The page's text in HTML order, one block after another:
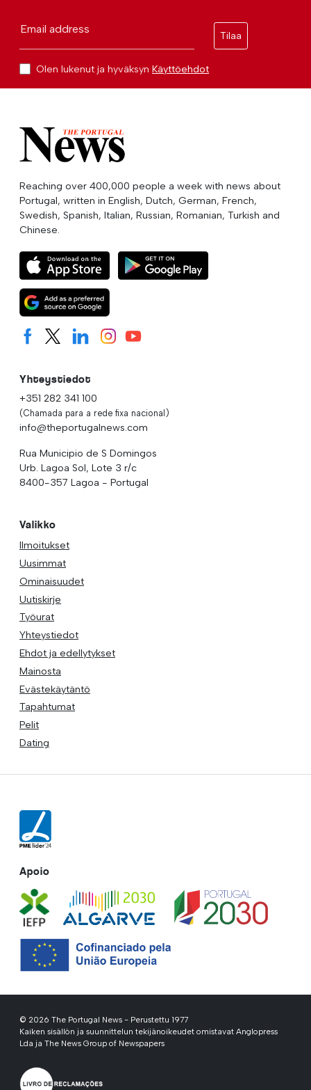
Email address
Tilaa
Olen lukenut ja hyväksyn Käyttöehdot
Reaching over 400,000 people a week with news about
Portugal, written in English, Dutch, German, French,
Swedish, Spanish, Italian, Russian, Romanian, Turkish and
Chinese.
Yhteystiedot
+351 282 341 100
(Chamada para a rede fixa nacional)
info@theportugalnews.com
Rua Municipio de S Domingos
Urb. Lagoa Sol, Lote 3 r/c
8400-357 Lagoa - Portugal
Valikko
Ilmoitukset
Uusimmat
Ominaisuudet
Uutiskirje
Työurat
Yhteystiedot
Ehdot ja edellytykset
Mainosta
Evästekäytäntö
Tapahtumat
Pelit
Dating
Apoio
© 2026 The Portugal News - Perustettu 1977
Kaiken sisällön ja suunnittelun tekijänoikeudet omistavat Anglopress
Lda ja The News Group of Newspapers